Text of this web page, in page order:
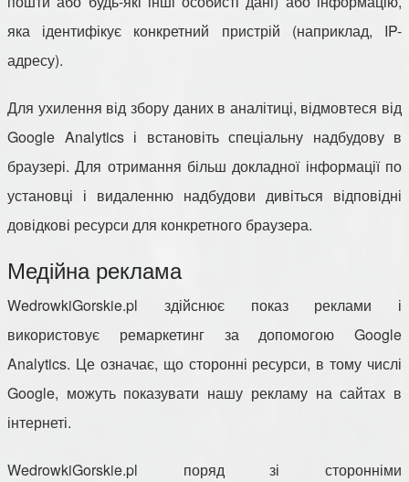
яка ідентифікує конкретний пристрій (наприклад, IP-
адресу).
Для ухилення від збору даних в аналітиці, відмовтеся від
Google Analytics і встановіть спеціальну надбудову в
браузері. Для отримання більш докладної інформації по
установці і видаленню надбудови дивіться відповідні
довідкові ресурси для конкретного браузера.
Медійна реклама
WedrowkiGorskie.pl здійснює показ реклами і
використовує ремаркетинг за допомогою Google
Analytics. Це означає, що сторонні ресурси, в тому числі
Google, можуть показувати нашу рекламу на сайтах в
інтернеті.
WedrowkiGorskie.pl поряд зі сторонніми